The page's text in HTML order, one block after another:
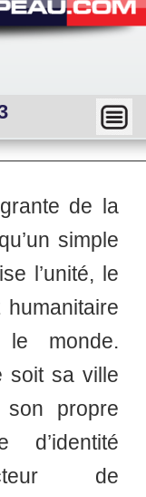
Ma
squ
—
Mai
me
nu
de la
simple
l’unité, le
humanitaire
monde.
soit sa ville
propre
d’identité
de